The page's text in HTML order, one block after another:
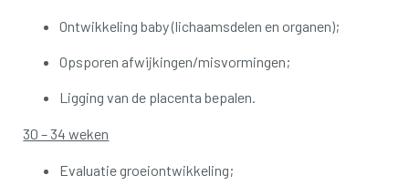
Ontwikkeling baby (lichaamsdelen en organen);
Opsporen afwijkingen/misvormingen;
Ligging van de placenta bepalen.
30 – 34 weken
Evaluatie groeiontwikkeling;